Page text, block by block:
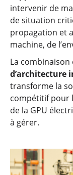
intervenir de
de situation
propagation et
machine, de
La combinaison
d’architecture
transforme la
compétitif pour
de la GPU
à gérer.